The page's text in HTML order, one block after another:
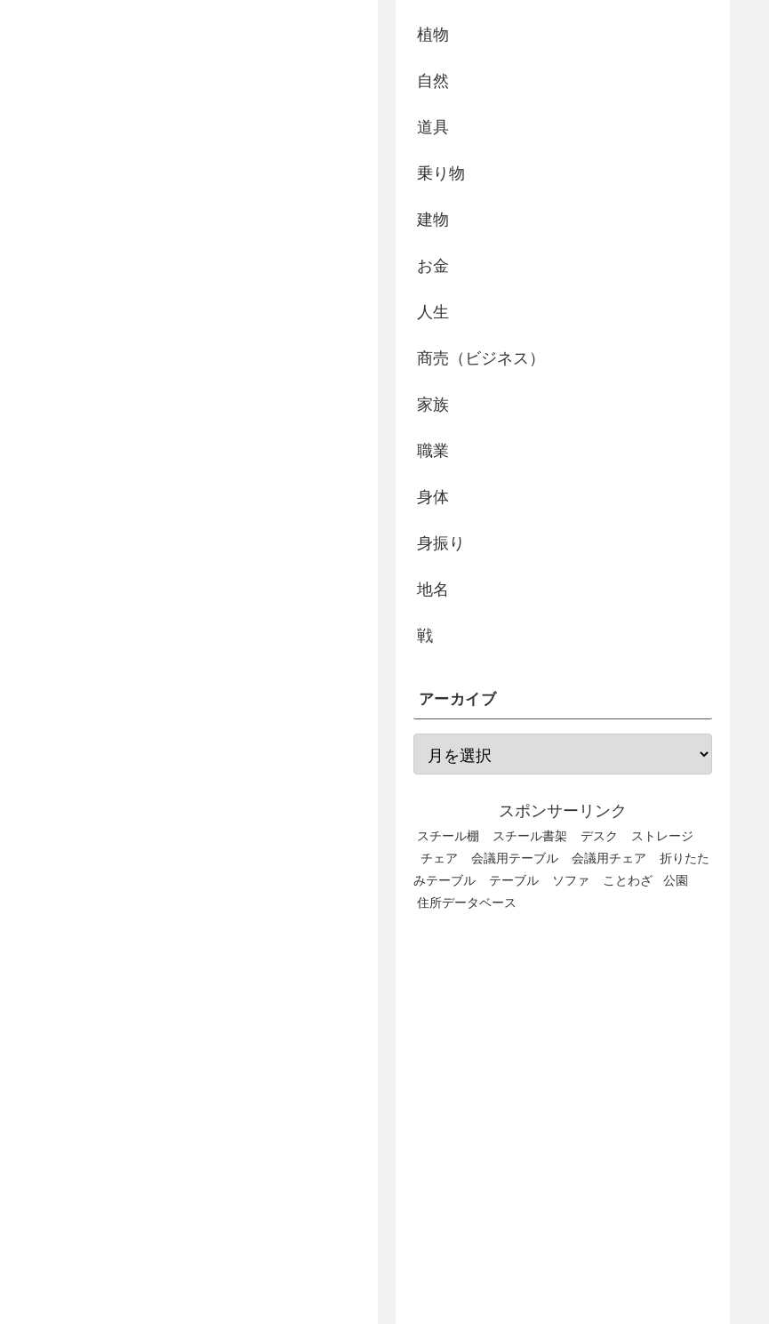
植物
自然
道具
乗り物
建物
お金
人生
商売（ビジネス）
家族
職業
身体
身振り
地名
戦
アーカイブ
スポンサーリンク
スチール棚 スチール書架 デスク
ストレージ
チェア
会議用テーブル 会議用チェア
折りたた
みテーブル
テーブル ソファ ことわざ
公園
住所データベース